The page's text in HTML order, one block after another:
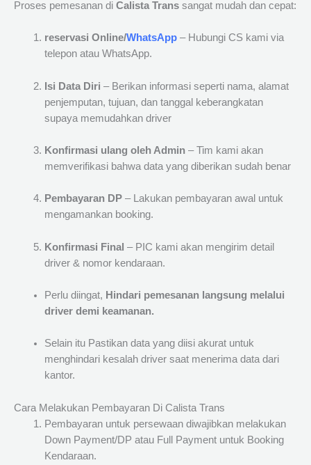
Proses pemesanan di Calista Trans sangat mudah dan cepat:
reservasi Online/WhatsApp– Hubungi CS kami via
telepon atau WhatsApp.
Isi Data Diri – Berikan informasi seperti nama, alamat
penjemputan, tujuan, dan tanggal keberangkatan
supaya memudahkan driver
Konfirmasi ulang oleh Admin– Tim kami akan
memverifikasi bahwa data yang diberikan sudah benar
Pembayaran DP– Lakukan pembayaran awal untuk
mengamankan booking.
Konfirmasi Final – PIC kami akan mengirim detail
driver & nomor kendaraan.
Perlu diingat, Hindari pemesanan langsung melalui
driver demi keamanan.
Selain itu Pastikan data yang diisi akurat untuk
menghindari kesalah driver saat menerima data dari
kantor.
Cara Melakukan Pembayaran Di Calista Trans
Pembayaran untuk persewaan diwajibkan melakukan
Down Payment/DP atau Full Payment untuk Booking
Kendaraan.